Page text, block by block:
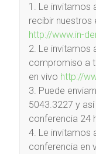
1. Le invitamos
recibir nuestros
http://www.in-
2. Le invitamos
compromiso a
en vivo http://
3. Puede
5043.3227 y
conferencia 24
4. Le invitamos
conferencia en